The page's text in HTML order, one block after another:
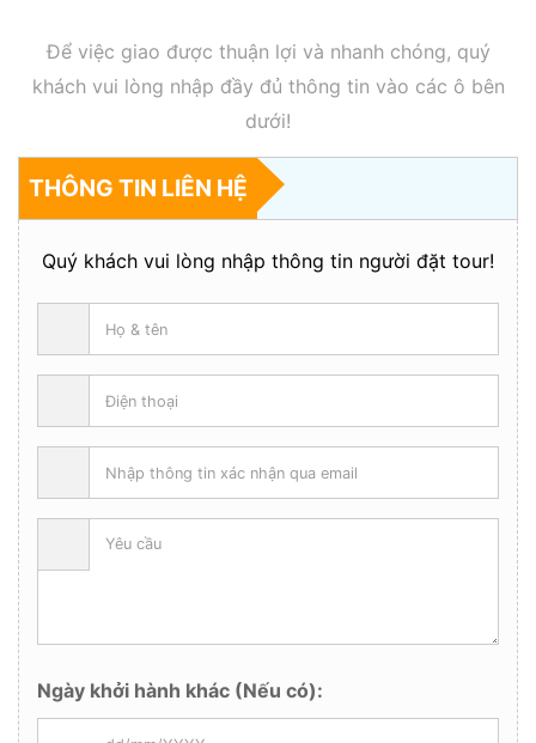
Để việc giao được thuận lợi và nhanh chóng, quý
khách vui lòng nhập đầy đủ thông tin vào các ô bên
dưới!
THÔNG TIN LIÊN HỆ
Quý khách vui lòng nhập thông tin người đặt tour!
Ngày khởi hành khác (Nếu có):